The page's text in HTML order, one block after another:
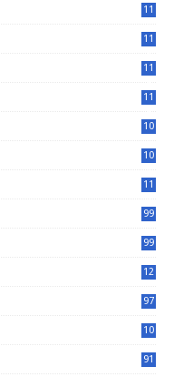
11
11
11
11
10
10
11
99
99
12
97
10
91